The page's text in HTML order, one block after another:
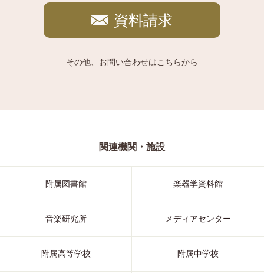
資料請求
その他、お問い合わせはこちらから
関連機関・施設
附属図書館 楽器学資料館
音楽研究所 メディアセンター
附属高等学校 附属中学校